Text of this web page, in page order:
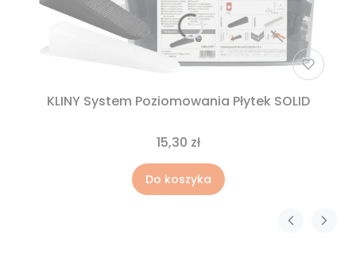
KLINY System Poziomowania Płytek SOLID
15,30 zł
Do koszyka